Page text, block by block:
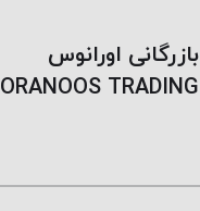
بازرگانی اورانوس
ORANOOS TRADING